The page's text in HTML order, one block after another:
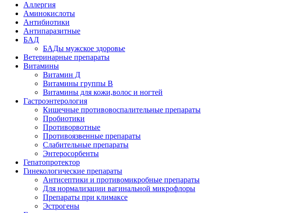
Аллергия
Аминокислоты
Антибиотики
Антипаразитные
БАД
БАДы мужское здоровье
Ветеринарные препараты
Витамины
Витамин Д
Витамины группы В
Витамины для кожи,волос и ногтей
Гастроэнтерология
Кишечные противовоспалительные препараты
Пробиотики
Противорвотные
Противоязвенные препараты
Слабительные препараты
Энтеросорбенты
Гепатопротектор
Гинекологические препараты
Антисептики и противомикробные препараты
Для нормализации вагинальной микрофлоры
Препараты при климаксе
Эстрогены